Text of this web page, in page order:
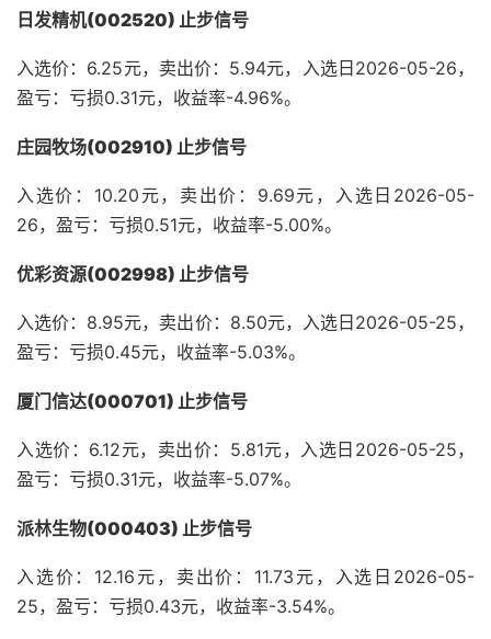
日发精机(002520) 止步信号
入选价：6.25元，卖出价：5.94元，入选日2026-05-26，
盈亏：亏损0.31元，收益率-4.96%。
庄园牧场(002910) 止步信号
入选价：10.20元，卖出价：9.69元，入选日2026-05-
26，盈亏：亏损0.51元，收益率-5.00%。
优彩资源(002998) 止步信号
入选价：8.95元，卖出价：8.50元，入选日2026-05-25，
盈亏：亏损0.45元，收益率-5.03%。
厦门信达(000701) 止步信号
入选价：6.12元，卖出价：5.81元，入选日2026-05-25，
盈亏：亏损0.31元，收益率-5.07%。
派林生物(000403) 止步信号
入选价：12.16元，卖出价：11.73元，入选日2026-05-
25，盈亏：亏损0.43元，收益率-3.54%。